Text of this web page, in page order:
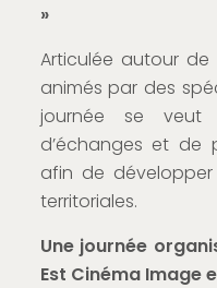
»
Articulée autour de
animés par des
journée se veut
d’échanges et de
afin de
territoriales.
Une journée
Est Cinéma Image